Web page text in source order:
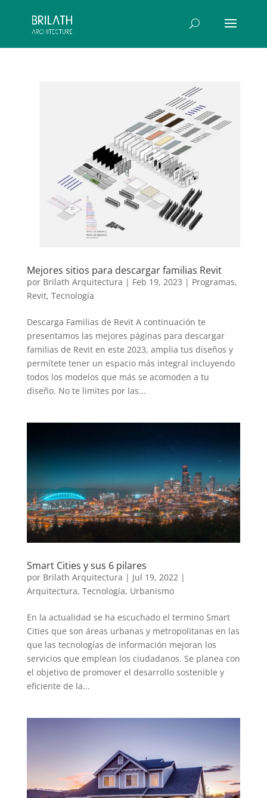
Mejores sitios para descargar familias Revit
por Brilath Arquitectura | Feb 19, 2023 | Programas,
Revit, Tecnología
Descarga Familias de Revit A continuación te
presentamos las mejores páginas para descargar
familias de Revit en este 2023, amplia tus diseños y
permítete tener un espacio más integral incluyendo
todos los modelos que más se acomoden a tu
diseño. No te limites por las...
Smart Cities y sus 6 pilares
por Brilath Arquitectura | Jul 19, 2022|
Arquitectura, Tecnología, Urbanismo
En la actualidad se ha escuchado el termino Smart
Cities que son áreas urbanas y metropolitanas en las
que las tecnologías de información mejoran los
servicios que emplean los ciudadanos. Se planea con
el objetivo de promover el desarrollo sostenible y
eficiente de la...